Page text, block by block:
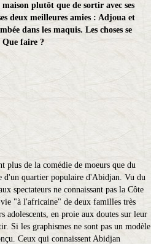
plutôt que de sortir avec ses
deux meilleures amies : Adjoua et
dans les maquis. Les choses se
Que faire ?
plus de la comédie de moeurs que du
d'un quartier populaire d'Abidjan. Vu du
spectateurs ne connaissant pas la Côte
"à l'africaine" de deux familles très
adolescents, en proie aux doutes sur leur
Si les graphismes ne sont pas un modèle
Ceux qui connaissent Abidjan